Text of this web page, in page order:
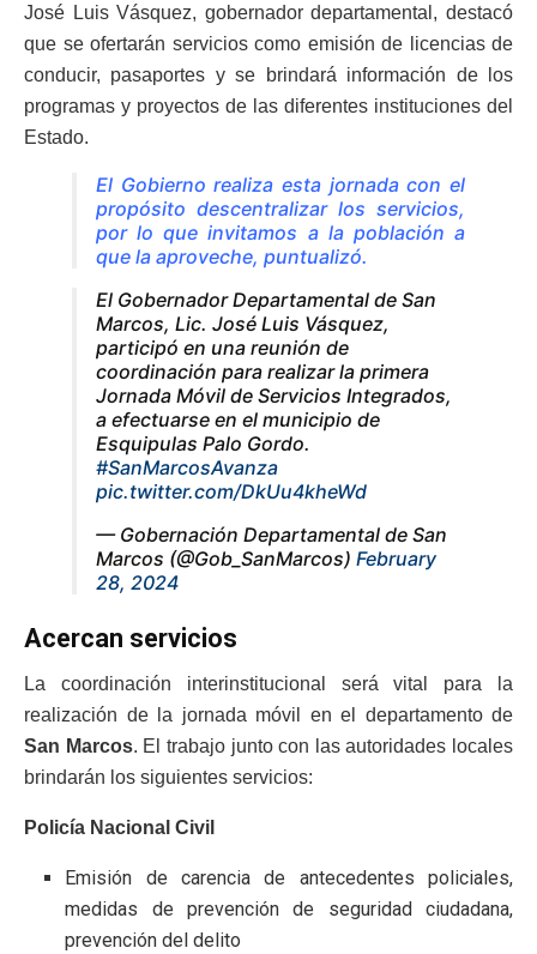
José Luis Vásquez, gobernador departamental, destacó
que se ofertarán servicios como emisión de licencias de
conducir, pasaportes y se brindará información de los
programas y proyectos de las diferentes instituciones del
Estado.
El Gobierno realiza esta jornada con el
propósito descentralizar los servicios,
por lo que invitamos a la población a
que la aproveche, puntualizó.
El Gobernador Departamental de San
Marcos, Lic. José Luis Vásquez,
participó en una reunión de
coordinación para realizar la primera
Jornada Móvil de Servicios Integrados,
a efectuarse en el municipio de
Esquipulas Palo Gordo.
#SanMarcosAvanza
pic.twitter.com/DkUu4kheWd
— Gobernación Departamental de San
Marcos (@Gob_SanMarcos) February
28, 2024
Acercan servicios
La coordinación interinstitucional será vital para la
realización de la jornada móvil en el departamento de
San Marcos. El trabajo junto con las autoridades locales
brindarán los siguientes servicios:
Policía Nacional Civil
Emisión de carencia de antecedentes policiales,
medidas de prevención de seguridad ciudadana,
prevención del delito